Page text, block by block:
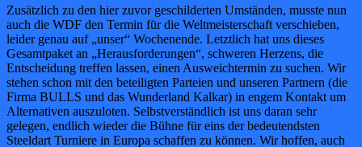
Zusätzlich zu den hier zuvor geschilderten Umständen, musste nun
auch die WDF den Termin für die Weltmeisterschaft verschieben,
leider genau auf „unser“ Wochenende. Letztlich hat uns dieses
Gesamtpaket an „Herausforderungen“, schweren Herzens, die
Entscheidung treffen lassen, einen Ausweichtermin zu suchen. Wir
stehen schon mit den beteiligten Parteien und unseren Partnern (die
Firma BULLS und das Wunderland Kalkar) in engem Kontakt um
Alternativen auszuloten. Selbstverständlich ist uns daran sehr
gelegen, endlich wieder die Bühne für eins der bedeutendsten
Steeldart Turniere in Europa schaffen zu können. Wir hoffen, auch